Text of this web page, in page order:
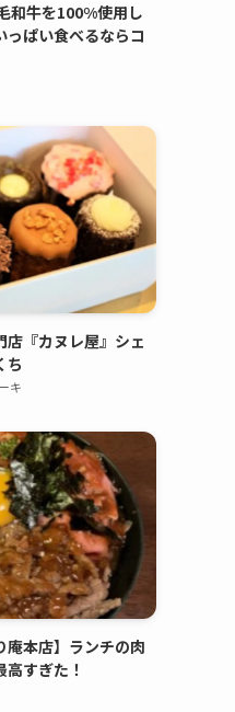
和牛を100%使用し
っぱい食べるならコ
店『カヌレ屋』シェ
ち
キ
本店】ランチの肉
すぎた！